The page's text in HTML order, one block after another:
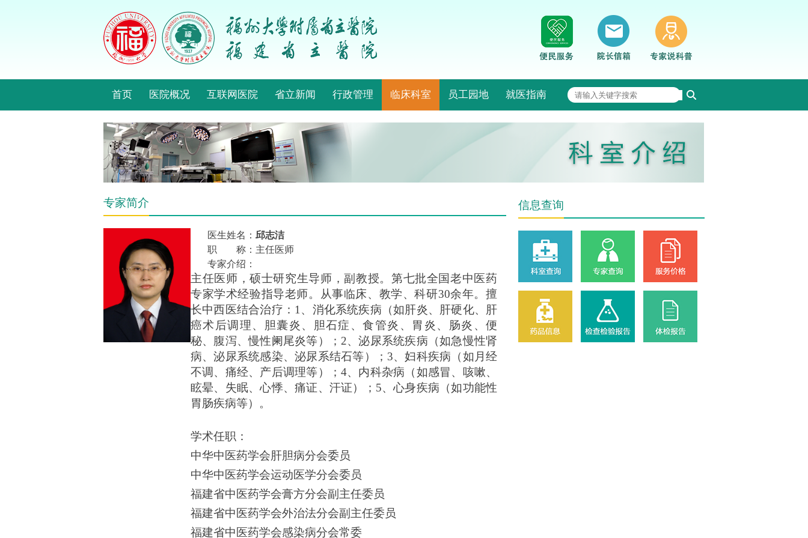
首页 医院概况 互联网医院 省立新闻 行政管理 临床科室 员工园地 就医指南
专家简介
医生姓名： 邱志洁
职 称：主任医师
专家介绍：
主任医师，硕士研究生导师，副教授。第七批全国老中医药
专家学术经验指导老师。从事临床、教学、科研30余年。擅
长中西医结合治疗：1、消化系统疾病（如肝炎、肝硬化、肝
癌术后调理、胆囊炎、胆石症、食管炎、胃炎、肠炎、便
秘、腹泻、慢性阑尾炎等）；2、泌尿系统疾病（如急慢性肾
病、泌尿系统感染、泌尿系结石等）；3、妇科疾病（如月经
不调、痛经、产后调理等）；4、内科杂病（如感冒、咳嗽、
眩晕、失眠、心悸、痛证、汗证）；5、心身疾病（如功能性
胃肠疾病等）。
学术任职：
中华中医药学会肝胆病分会委员
中华中医药学会运动医学分会委员
福建省中医药学会膏方分会副主任委员
福建省中医药学会外治法分会副主任委员
福建省中医药学会感染病分会常委
信息查询